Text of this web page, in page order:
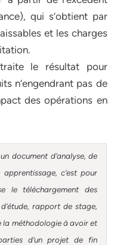
qui s’obtient par
et les charges
le résultat pour
n’engendrant pas de
des opérations en
document d’analyse, de
c’est pour
le téléchargement des
rapport de stage,
la méthodologie à avoir et
d’un projet de fin